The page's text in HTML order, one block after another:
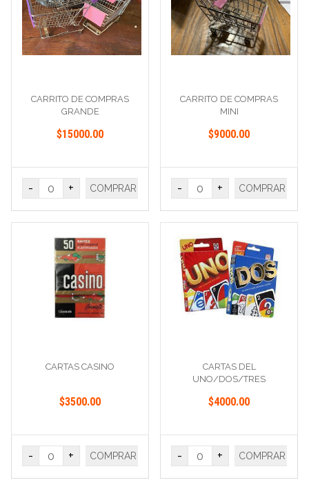
CARRITO DE COMPRAS
GRANDE
$15000.00
- + COMPRAR
CARRITO DE COMPRAS
MINI
$9000.00
- + COMPRAR
CARTAS CASINO
$3500.00
- + COMPRAR
CARTAS DEL
UNO/DOS/TRES
$4000.00
- + COMPRAR